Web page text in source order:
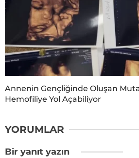
Annenin Gençliğinde Oluşan
Hemofiliye Yol Açabiliyor
YORUMLAR
Bir yanıt yazın